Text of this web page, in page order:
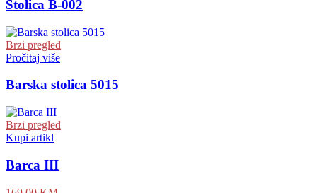
Stolica B-002
Brzi pregled
Pročitaj više
Barska stolica 5015
Brzi pregled
Kupi artikl
Barca III